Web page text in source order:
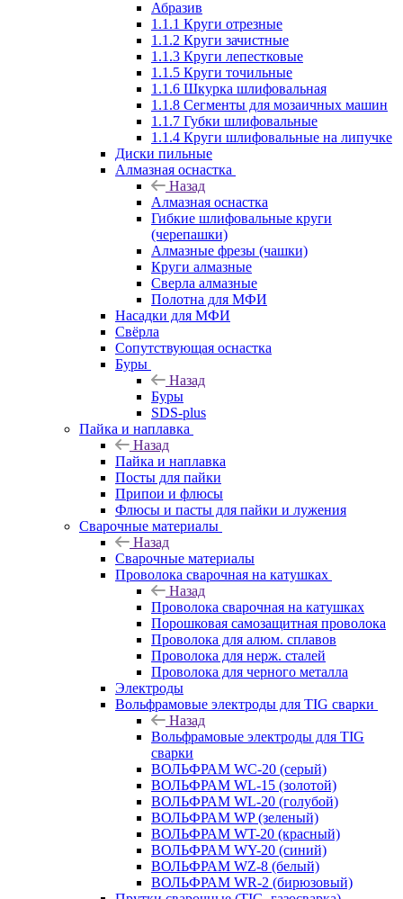
Абразив
1.1.1 Круги отрезные
1.1.2 Круги зачистные
1.1.3 Круги лепестковые
1.1.5 Круги точильные
1.1.6 Шкурка шлифовальная
1.1.8 Сегменты для мозаичных машин
1.1.7 Губки шлифовальные
1.1.4 Круги шлифовальные на липучке
Диски пильные
Алмазная оснастка
Назад
Алмазная оснастка
Гибкие шлифовальные круги
(черепашки)
Алмазные фрезы (чашки)
Круги алмазные
Сверла алмазные
Полотна для МФИ
Насадки для МФИ
Свёрла
Сопутствующая оснастка
Буры
Назад
Буры
SDS-plus
Пайка и наплавка
Назад
Пайка и наплавка
Посты для пайки
Припои и флюсы
Флюсы и пасты для пайки и лужения
Сварочные материалы
Назад
Сварочные материалы
Проволока сварочная на катушках
Назад
Проволока сварочная на катушках
Порошковая самозащитная проволока
Проволока для алюм. сплавов
Проволока для нерж. сталей
Проволока для черного металла
Электроды
Вольфрамовые электроды для TIG сварки
Назад
Вольфрамовые электроды для TIG
сварки
ВОЛЬФРАМ WC-20 (серый)
ВОЛЬФРАМ WL-15 (золотой)
ВОЛЬФРАМ WL-20 (голубой)
ВОЛЬФРАМ WP (зеленый)
ВОЛЬФРАМ WT-20 (красный)
ВОЛЬФРАМ WY-20 (синий)
ВОЛЬФРАМ WZ-8 (белый)
ВОЛЬФРАМ WR-2 (бирюзовый)